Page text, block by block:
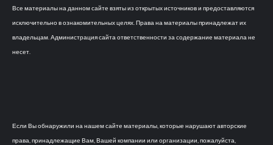
Все материалы на данном сайте взяты из открытых источников и предоставляются
исключительно в ознакомительных целях. Права на материалы принадлежат их
владельцам. Администрация сайта ответственности за содержание материала не
несет.
Если Вы обнаружили на нашем сайте материалы, которые нарушают авторские
права, принадлежащие Вам, Вашей компании или организации, пожалуйста,